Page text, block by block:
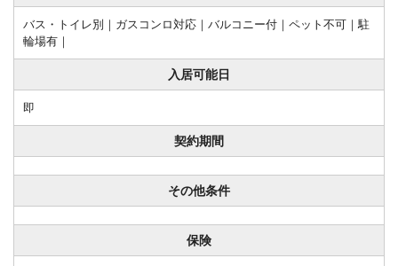
バス・トイレ別｜ガスコンロ対応｜バルコニー付｜ペット不可｜駐
輪場有｜
入居可能日
即
契約期間
その他条件
保険